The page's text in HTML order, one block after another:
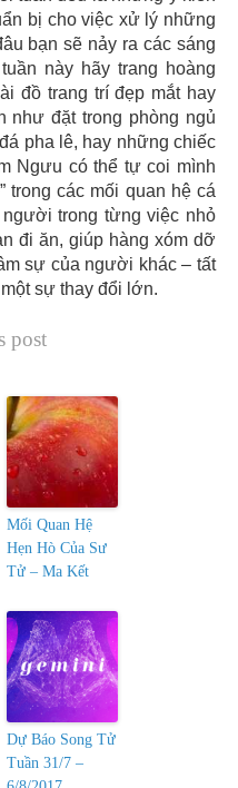
bị cho việc xử lý những
bạn sẽ nảy ra các sáng
này hãy trang hoàng
đồ trang trí đẹp mắt hay
như đặt trong phòng ngủ
pha lê, hay những chiếc
Ngưu có thể tự coi mình
trong các mối quan hệ cá
trong từng việc nhỏ
đi ăn, giúp hàng xóm dỡ
sự của người khác – tất
sự thay đổi lớn.
post
Mối Quan Hệ
Hẹn Hò Của Sư
Tử – Ma Kết
Dự Báo Song Tử
Tuần 31/7 –